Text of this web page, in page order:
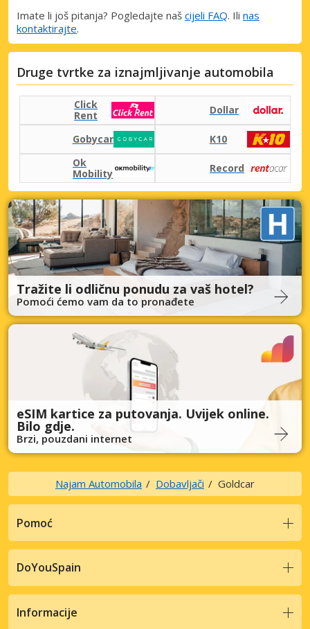
Imate li još pitanja? Pogledajte naš cijeli FAQ. Ili nas
kontaktirajte.
Druge tvrtke za iznajmljivanje automobila
Click
Rent
Dollar
Gobycar
K10
Ok
Mobility
Record
Tražite li odličnu ponudu za vaš hotel?
Pomoći ćemo vam da to pronađete
eSIM kartice za putovanja. Uvijek online.
Bilo gdje.
Brzi, pouzdani internet
Najam Automobila Dobavljači Goldcar
Pomoć
DoYouSpain
Informacije